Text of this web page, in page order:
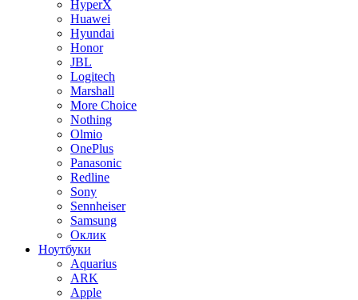
HyperX
Huawei
Hyundai
Honor
JBL
Logitech
Marshall
More Choice
Nothing
Olmio
OnePlus
Panasonic
Redline
Sony
Sennheiser
Samsung
Оклик
Ноутбуки
Aquarius
ARK
Apple